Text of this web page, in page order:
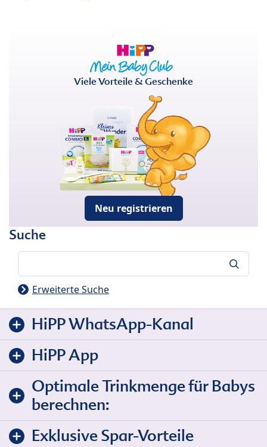
Viele Vorteile & Geschenke
Neu registrieren
Suche
Erweiterte Suche
HiPP WhatsApp-Kanal
HiPP App
Optimale Trinkmenge für Babys
berechnen:
Exklusive Spar-Vorteile